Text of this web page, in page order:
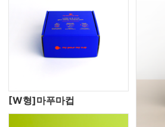
[W형]마푸마컵